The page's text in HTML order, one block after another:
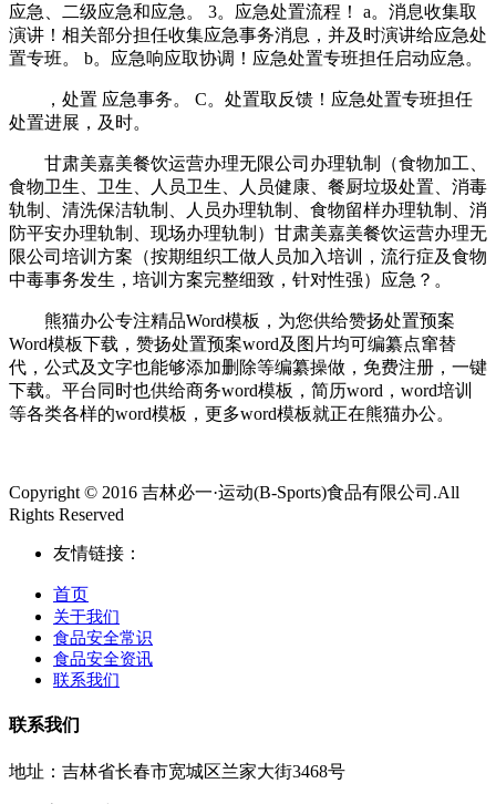
应急、二级应急和应急。 3。应急处置流程！ a。消息收集取
演讲！相关部分担任收集应急事务消息，并及时演讲给应急处
置专班。 b。应急响应取协调！应急处置专班担任启动应急。
，处置 应急事务。 C。处置取反馈！应急处置专班担任
处置进展，及时。
甘肃美嘉美餐饮运营办理无限公司办理轨制（食物加工、
食物卫生、卫生、人员卫生、人员健康、餐厨垃圾处置、消毒
轨制、清洗保洁轨制、人员办理轨制、食物留样办理轨制、消
防平安办理轨制、现场办理轨制）甘肃美嘉美餐饮运营办理无
限公司培训方案（按期组织工做人员加入培训，流行症及食物
中毒事务发生，培训方案完整细致，针对性强）应急？。
熊猫办公专注精品Word模板，为您供给赞扬处置预案
Word模板下载，赞扬处置预案word及图片均可编纂点窜替
代，公式及文字也能够添加删除等编纂操做，免费注册，一键
下载。平台同时也供给商务word模板，简历word，word培训
等各类各样的word模板，更多word模板就正在熊猫办公。
Copyright © 2016 吉林必一·运动(B-Sports)食品有限公司.All
Rights Reserved
友情链接：
首页
关于我们
食品安全常识
食品安全资讯
联系我们
联系我们
地址：吉林省长春市宽城区兰家大街3468号